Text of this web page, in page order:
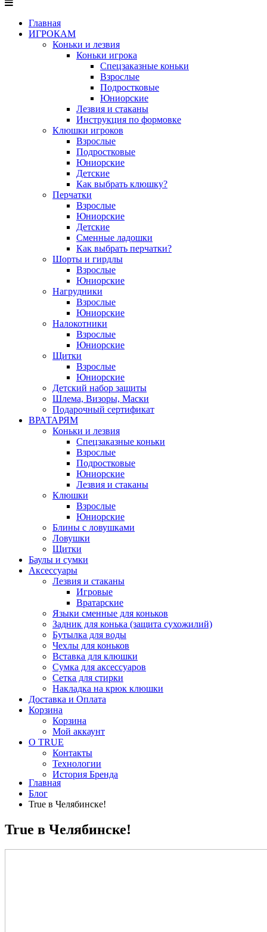
Главная
ИГРОКАМ
Коньки и лезвия
Коньки игрока
Спецзаказные коньки
Взрослые
Подростковые
Юниорские
Лезвия и стаканы
Инструкция по формовке
Клюшки игроков
Взрослые
Подростковые
Юниорские
Детские
Как выбрать клюшку?
Перчатки
Взрослые
Юниорские
Детские
Сменные ладошки
Как выбрать перчатки?
Шорты и гирдлы
Взрослые
Юниорские
Нагрудники
Взрослые
Юниорские
Налокотники
Взрослые
Юниорские
Щитки
Взрослые
Юниорские
Детский набор защиты
Шлема, Визоры, Маски
Подарочный сертификат
ВРАТАРЯМ
Коньки и лезвия
Спецзаказные коньки
Взрослые
Подростковые
Юниорские
Лезвия и стаканы
Клюшки
Взрослые
Юниорские
Блины с ловушками
Ловушки
Щитки
Баулы и сумки
Аксессуары
Лезвия и стаканы
Игровые
Вратарские
Языки сменные для коньков
Задник для конька (защита сухожилий)
Бутылка для воды
Чехлы для коньков
Вставка для клюшки
Сумка для аксессуаров
Сетка для стирки
Накладка на крюк клюшки
Доставка и Оплата
Корзина
Корзина
Мой аккаунт
О TRUE
Контакты
Технологии
История Бренда
Главная
Блог
True в Челябинске!
True в Челябинске!